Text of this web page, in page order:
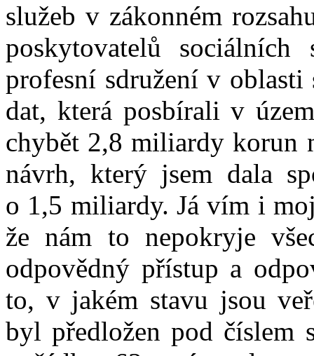
služeb v zákonném
poskytovatelů
profesní sdružení v
dat, která posbírali v
chybět 2,8 miliardy korun
návrh, který jsem dala
o 1,5 miliardy. Já vím i
že nám to nepokryje
odpovědný přístup a
to, v jakém stavu jsou
byl předložen pod číslem